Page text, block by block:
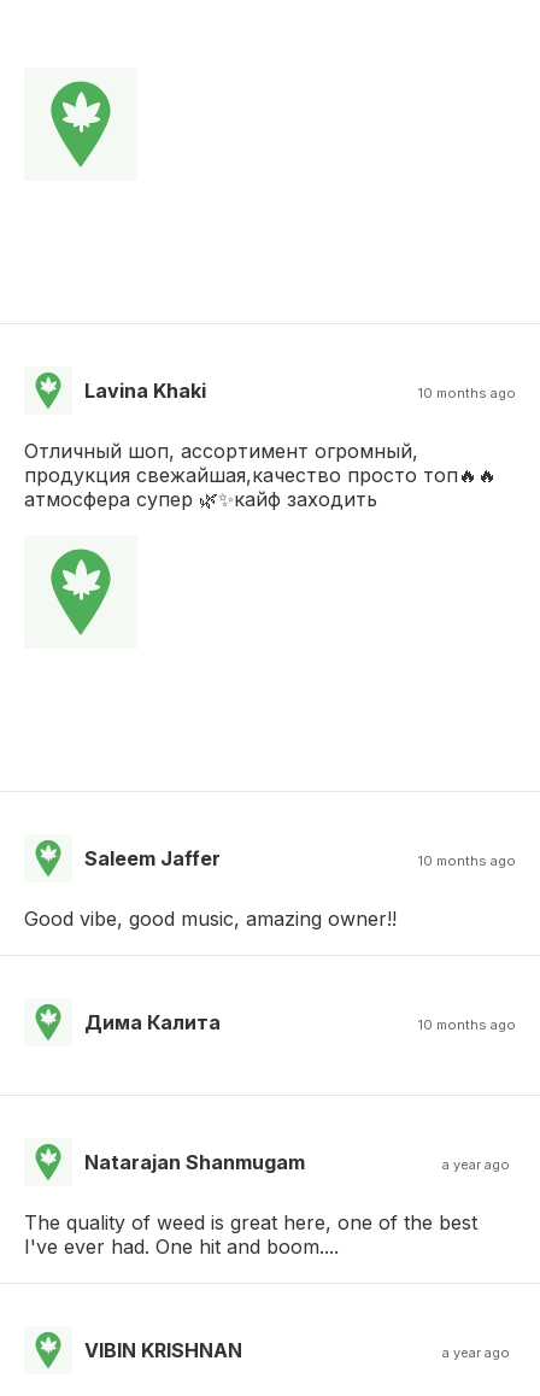
Lavina Khaki 10 months ago
Отличный шоп, ассортимент огромный,
продукция свежайшая,качество просто топ🔥🔥
атмосфера супер 🌿✨кайф заходить
Saleem Jaffer 10 months ago
Good vibe, good music, amazing owner!!
Дима Калита 10 months ago
Natarajan Shanmugam a year ago
The quality of weed is great here, one of the best
I've ever had. One hit and boom....
VIBIN KRISHNAN a year ago